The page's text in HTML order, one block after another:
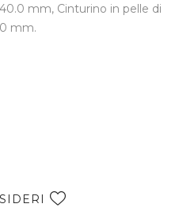
mm, Cinturino in pelle di
mm.